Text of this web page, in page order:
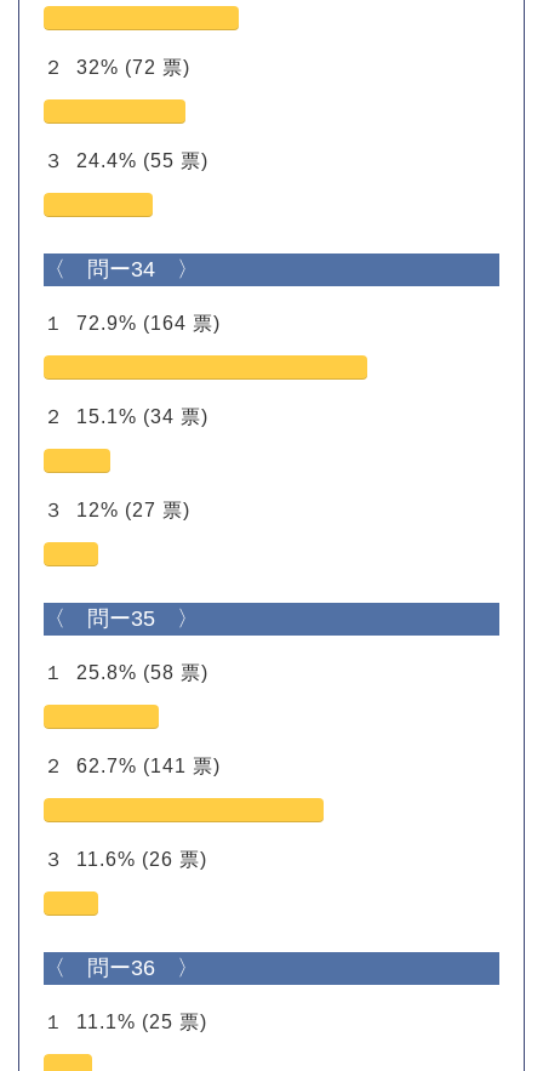
２ 32% (72 票)
３ 24.4% (55 票)
〈 問ー34 〉
１ 72.9% (164 票)
２ 15.1% (34 票)
３ 12% (27 票)
〈 問ー35 〉
１ 25.8% (58 票)
２ 62.7% (141 票)
３ 11.6% (26 票)
〈 問ー36 〉
１ 11.1% (25 票)